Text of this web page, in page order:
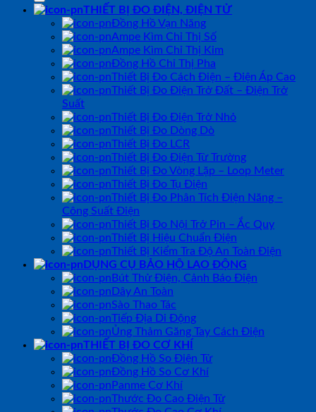
THIẾT BỊ ĐO ĐIỆN, ĐIỆN TỬ
Đồng Hồ Vạn Năng
Ampe Kìm Chỉ Thị Số
Ampe Kìm Chỉ Thị Kim
Đồng Hồ Chỉ Thị Pha
Thiết Bị Đo Cách Điện – Điện Áp Cao
Thiết Bị Đo Điện Trở Đất – Điện Trở
Suất
Thiết Bị Đo Điện Trở Nhỏ
Thiết Bị Đo Dòng Dò
Thiết Bị Đo LCR
Thiết Bị Đo Điện Từ Trường
Thiết Bị Đo Vòng Lặp – Loop Meter
Thiết Bị Đo Tụ Điện
Thiết Bị Đo Phân Tích Điện Năng –
Công Suất Điện
Thiết Bị Đo Nội Trở Pin – Ắc Quy
Thiết Bị Hiệu Chuẩn Điện
Thiết Bị Kiểm Tra Độ An Toàn Điện
DỤNG CỤ BẢO HỘ LAO ĐỘNG
Bút Thử Điện, Cảnh Báo Điện
Dây An Toàn
Sào Thao Tác
Tiếp Địa Di Động
Ủng Thảm Găng Tay Cách Điện
THIẾT BỊ ĐO CƠ KHÍ
Đồng Hồ So Điện Tử
Đồng Hồ So Cơ Khí
Panme Cơ Khí
Thước Đo Cao Điện Tử